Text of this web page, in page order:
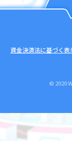
資金決済法に基づく表
© 2020